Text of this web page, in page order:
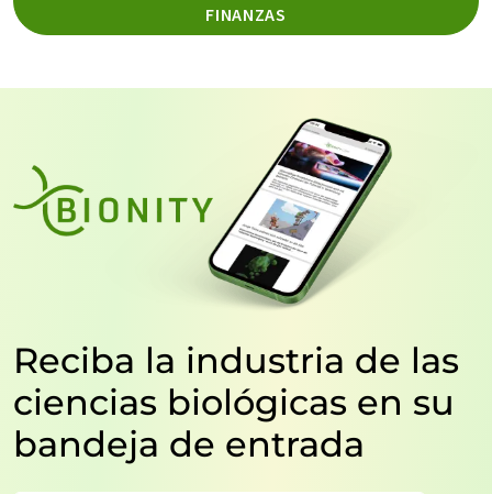
FINANZAS
Reciba la industria de las
ciencias biológicas en su
bandeja de entrada